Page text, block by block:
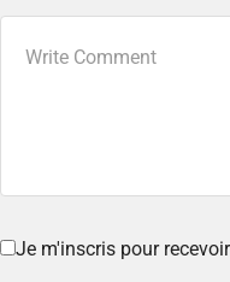
Je m'inscris pour